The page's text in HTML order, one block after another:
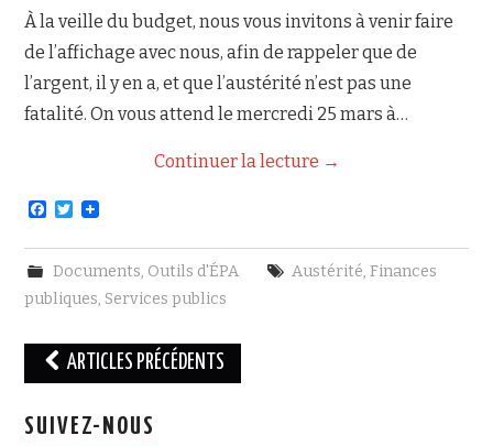
À la veille du budget, nous vous invitons à venir faire
de l’affichage avec nous, afin de rappeler que de
l’argent, il y en a, et que l’austérité n’est pas une
fatalité. On vous attend le mercredi 25 mars à…
Continuer la lecture →
F
c
e
b
o
T
i
t
e
Documents, Outils d'ÉPA Austérité, Finances
publiques, Services publics
Navigation
des
articles
ARTICLES PRÉCÉDENTS
SUIVEZ-NOUS